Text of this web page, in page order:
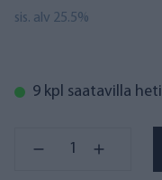
sis. alv 25.5%
9 kpl saatavilla heti